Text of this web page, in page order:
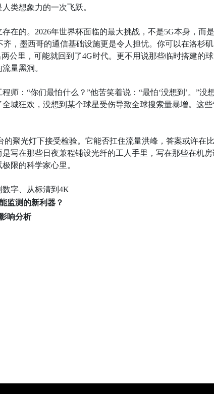
类想象力的一次飞跃。
在的。2026年世界杯面临的最大挑战，不是5G本身，而
，墨西哥的通信基础设施更是令人担忧。你可以在洛杉
公里，可能就回到了4G时代。更不用说那些临时搭建的
量黑洞。
师：“你们最怕什么？”他苦笑着说：“最怕‘没想到’。”没
城狂欢，没想到某个球星受伤导致全球搜索量暴增。这些
的聚光灯下接受检验。它能否扛住流量洪峰，答案或许在
写在那些日夜兼程铺设光纤的工人手里，写在那些在机房
限的科学家心里。
字、从标清到4K
监测的新利器？
响分析